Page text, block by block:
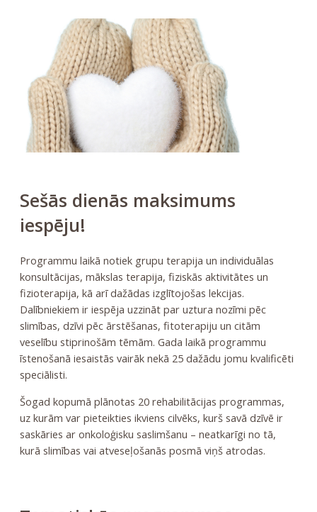
Sešās dienās maksimums
iespēju!
Programmu laikā notiek grupu terapija un individuālas
konsultācijas, mākslas terapija, fiziskās aktivitātes un
fizioterapija, kā arī dažādas izglītojošas lekcijas.
Dalībniekiem ir iespēja uzzināt par uztura nozīmi pēc
slimības, dzīvi pēc ārstēšanas, fitoterapiju un citām
veselību stiprinošām tēmām. Gada laikā programmu
īstenošanā iesaistās vairāk nekā 25 dažādu jomu kvalificēti
speciālisti.
Šogad kopumā plānotas 20 rehabilitācijas programmas,
uz kurām var pieteikties ikviens cilvēks, kurš savā dzīvē ir
saskāries ar onkoloģisku saslimšanu – neatkarīgi no tā,
kurā slimības vai atveseļošanās posmā viņš atrodas.